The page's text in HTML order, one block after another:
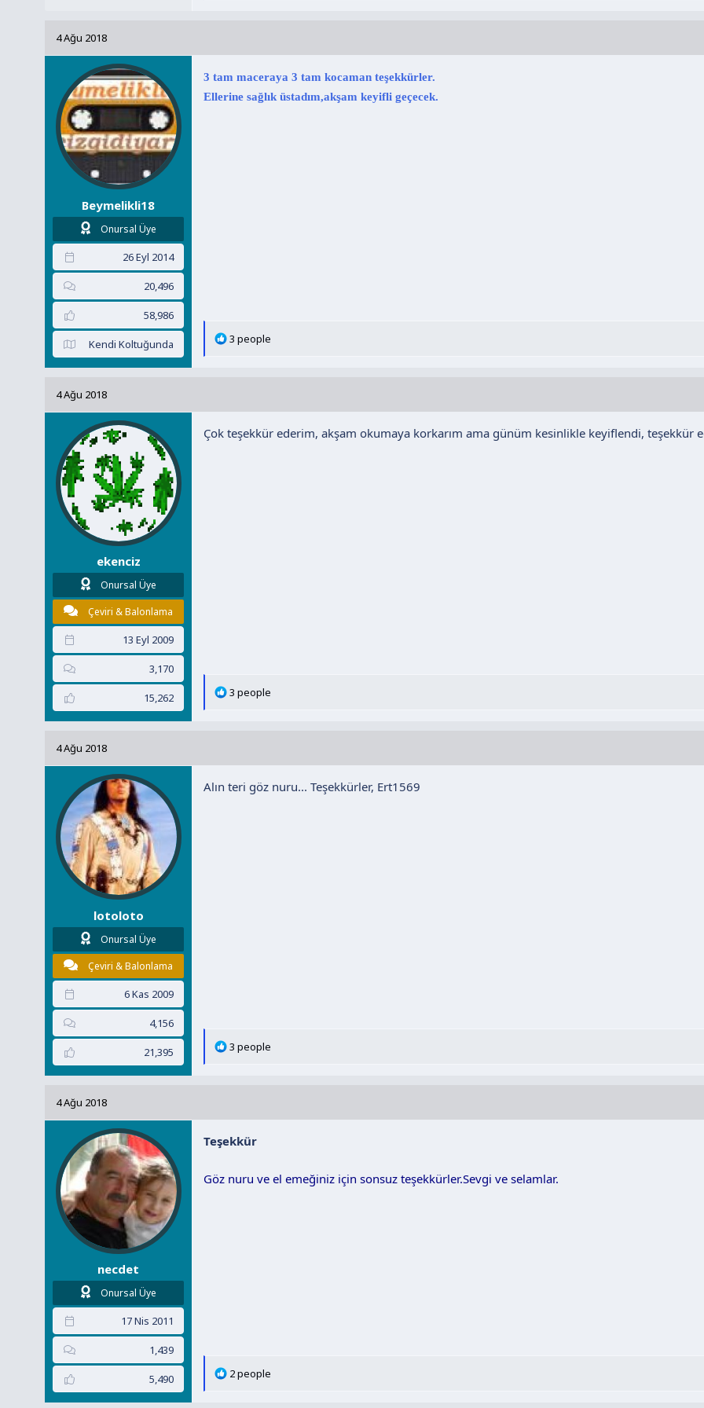
l
e
r
4 Ağu 2018
Beymelikli18
Onursal Üye
26 Eyl 2014
20,496
58,986
Kendi Koltuğunda
3 tam maceraya 3 tam kocaman teşekkürler.
Ellerine sağlık üstadım,akşam keyifli geçecek.
T
l
e
3 people
4 Ağu 2018
ekenciz
Onursal Üye
Çeviri & Balonlama
13 Eyl 2009
3,170
15,262
Çok teşekkür ederim, akşam okumaya korkarım ama günüm kesinlikle keyiflendi, teşekkür
T
l
e
3 people
4 Ağu 2018
lotoloto
Onursal Üye
Çeviri & Balonlama
6 Kas 2009
4,156
21,395
Alın teri göz nuru... Teşekkürler, Ert1569
T
l
e
3 people
4 Ağu 2018
necdet
Onursal Üye
17 Nis 2011
1,439
5,490
Teşekkür
Göz nuru ve el emeğiniz için sonsuz teşekkürler.Sevgi ve selamlar.
T
2 people